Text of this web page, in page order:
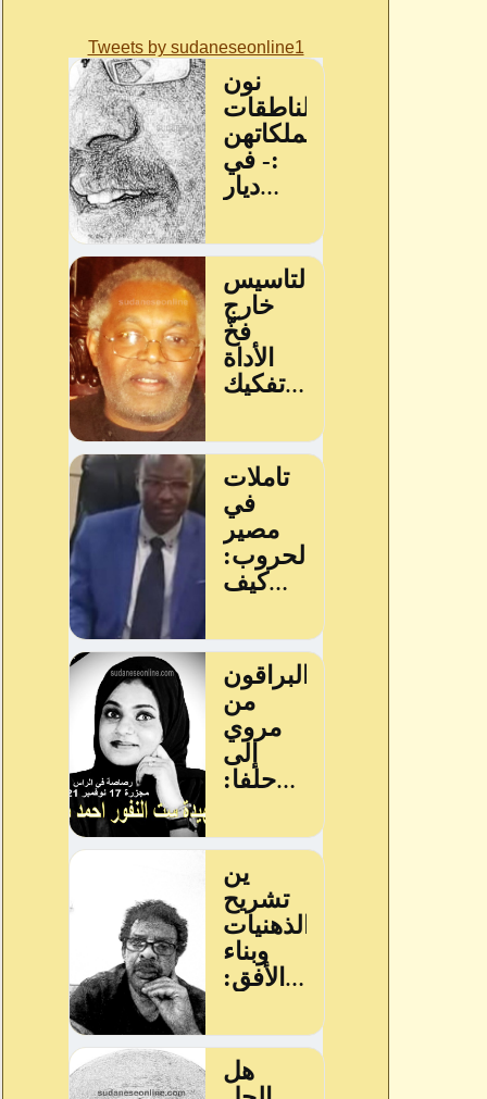
Tweets by sudaneseonline1